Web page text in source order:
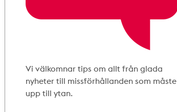
Vi välkomnar tips om allt från glada
nyheter till missförhållanden som måste
upp till ytan.